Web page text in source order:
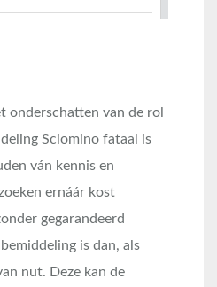
onderschatten van de rol
Sciomino fataal is
ván kennis en
ernáár kost
gegarandeerd
is dan, als
nut. Deze kan de